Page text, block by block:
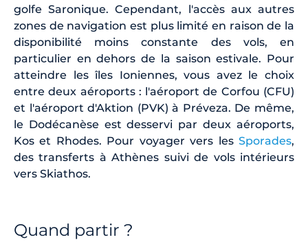
golfe Saronique. Cependant, l'accès aux autres
zones de navigation est plus limité en raison de la
disponibilité moins constante des vols, en
particulier en dehors de la saison estivale. Pour
atteindre les îles Ioniennes, vous avez le choix
entre deux aéroports : l'aéroport de Corfou (CFU)
et l'aéroport d'Aktion (PVK) à Préveza. De même,
le Dodécanèse est desservi par deux aéroports,
Kos et Rhodes. Pour voyager vers les Sporades,
des transferts à Athènes suivi de vols intérieurs
vers Skiathos.
Quand partir ?